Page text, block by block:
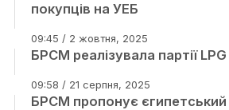
покупців на УЕБ
09:45 / 2 жовтня, 2025
БРСМ реалізувала партії
09:58 / 21 серпня, 2025
БРСМ пропонує єгипетський